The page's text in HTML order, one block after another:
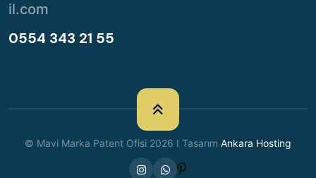
il.com
0554 343 21 55
© Mavi Marka Patent Ofisi 2026 I Tasarım Ankara Hosting